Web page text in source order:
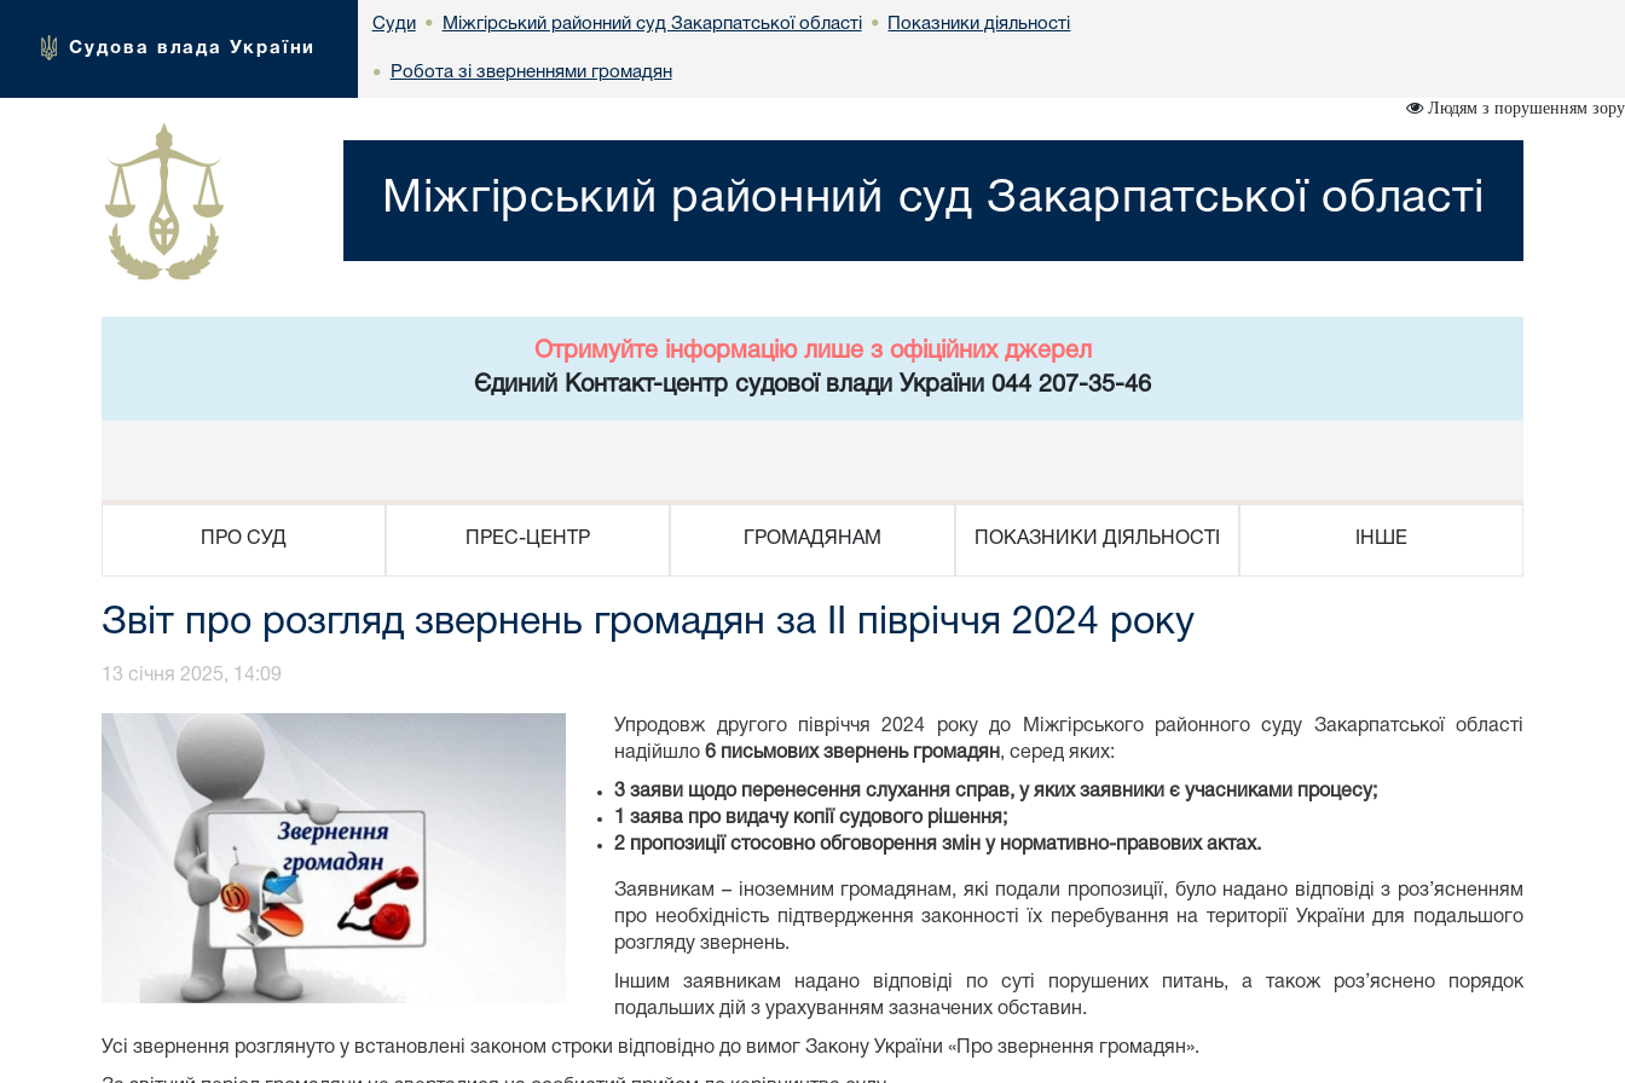
Судова влада України
Суди • Міжгірський районний суд Закарпатської області • Показники діяльності
• Робота зі зверненнями громадян
Людям з порушенням зору
Міжгірський районний суд Закарпатської області
Отримуйте інформацію лише з офіційних джерел
Єдиний Контакт-центр судової влади України 044 207-35-46
ПРО СУД ПРЕС-ЦЕНТР ГРОМАДЯНАМ ПОКАЗНИКИ ДІЯЛЬНОСТІ ІНШЕ
Звіт про розгляд звернень громадян за ІІ півріччя 2024 року
13 січня 2025, 14:09
Упродовж другого півріччя 2024 року до Міжгірського районного суду Закарпатської області
надійшло6 письмових звернень громадян, серед яких:
3 заяви щодо перенесення слухання справ, у яких заявники є учасниками процесу;
1 заява про видачу копії судового рішення;
2 пропозиції стосовно обговорення змін у нормативно-правових актах.
Заявникам – іноземним громадянам, які подали пропозиції, було надано відповіді з роз’ясненням
про необхідність підтвердження законності їх перебування на території України для подальшого
розгляду звернень.
Іншим заявникам надано відповіді по суті порушених питань, а також роз’яснено порядок
подальших дій з урахуванням зазначених обставин.
Усі звернення розглянуто у встановлені законом строки відповідно до вимог Закону України «Про звернення громадян».